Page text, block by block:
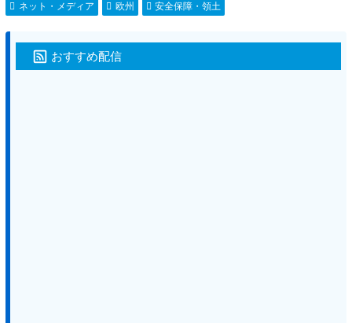
ネット・メディア 欧州 安全保障・領土
おすすめ配信